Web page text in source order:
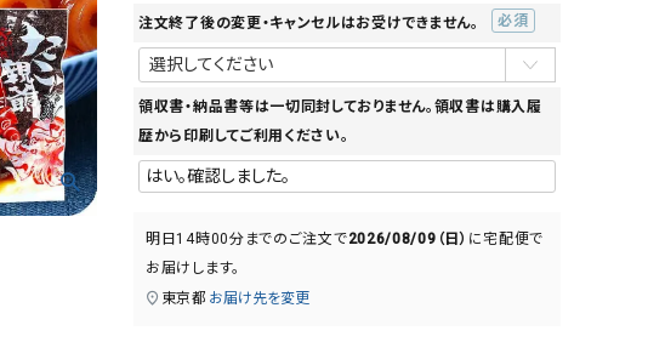
注文終了後の変更・キャンセルはお受けできません。
(必
領収書・納品書等は一切同封しておりません。領収書は購入履
歴から印刷してご利用ください。
明日14時00分 までのご注文で2026/08/09（日） に宅配便で
お届けします。
東京都 お届け先を変更